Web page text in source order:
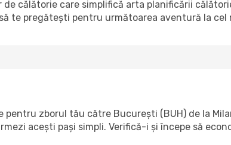
călătorie care simplifică arta planificării
te pregătești pentru următoarea aventură la cel
zborul tău către București (BUH) de la
acești pași simpli. Verifică-i și începe să